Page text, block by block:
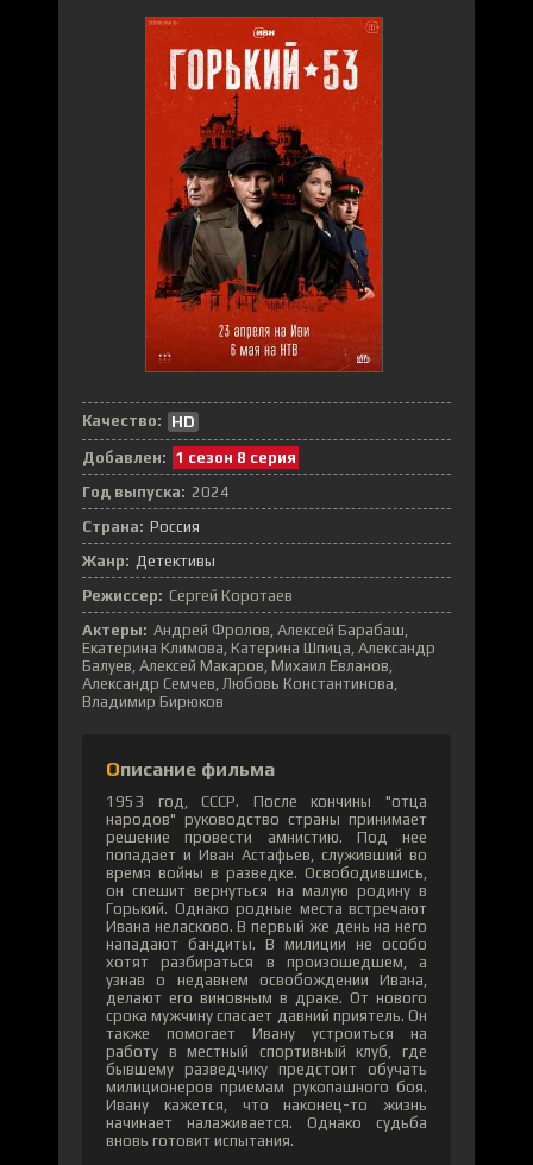
Качество:
HD
Добавлен: 1 сезон 8 серия
Год выпуска: 2024
Страна: Россия
Жанр: Детективы
Режиссер: Сергей Коротаев
Актеры: Андрей Фролов, Алексей Барабаш,
Екатерина Климова, Катерина Шпица, Александр
Балуев, Алексей Макаров, Михаил Евланов,
Александр Семчев, Любовь Константинова,
Владимир Бирюков
Описание фильма
1953 год, СССР. После кончины "отца
народов" руководство страны принимает
решение провести амнистию. Под нее
попадает и Иван Астафьев, служивший во
время войны в разведке. Освободившись,
он спешит вернуться на малую родину в
Горький. Однако родные места встречают
Ивана неласково. В первый же день на него
нападают бандиты. В милиции не особо
хотят разбираться в произошедшем, а
узнав о недавнем освобождении Ивана,
делают его виновным в драке. От нового
срока мужчину спасает давний приятель. Он
также помогает Ивану устроиться на
работу в местный спортивный клуб, где
бывшему разведчику предстоит обучать
милиционеров приемам рукопашного боя.
Ивану кажется, что наконец-то жизнь
начинает налаживается. Однако судьба
вновь готовит испытания.